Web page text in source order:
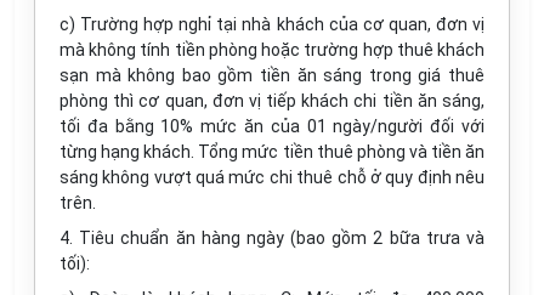
c) Trường hợp nghỉ tại nhà khách của cơ quan, đơn vị
mà không tính tiền phòng hoặc trường hợp thuê khách
sạn mà không bao gồm tiền ăn sáng trong giá thuê
phòng thì cơ quan, đơn vị tiếp khách chi tiền ăn sáng,
tối đa bằng 10% mức ăn của 01 ngày/người đối với
từng hạng khách. Tổng mức tiền thuê phòng và tiền ăn
sáng không vượt quá mức chi thuê chỗ ở quy định nêu
trên.
4. Tiêu chuẩn ăn hàng ngày (bao gồm 2 bữa trưa và
tối):